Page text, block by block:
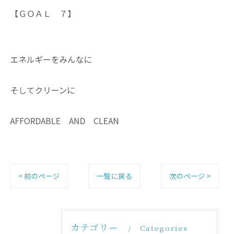
【ＧＯＡＬ ７】
エネルギーをみんなに
そしてクリーンに
AFFORDABLE AND CLEAN
< 前のページ 一覧に戻る 次のページ >
カテゴリー Categories